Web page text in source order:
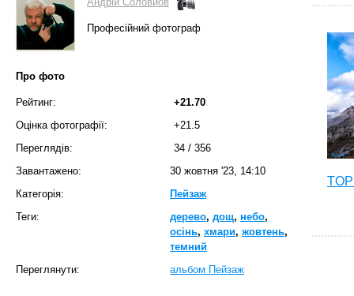
Професійний фотограф
Про фото
Рейтинг:
+21.70
Оцінка фотографії:
+21.5
Переглядів:
34 / 356
Завантажено:
30 жовтня '23, 14:10
Категорія:
Пейзаж
Теги:
дерево, дощ, небо,
осінь, хмари, жовтень,
темний
Переглянути:
альбом Пейзаж